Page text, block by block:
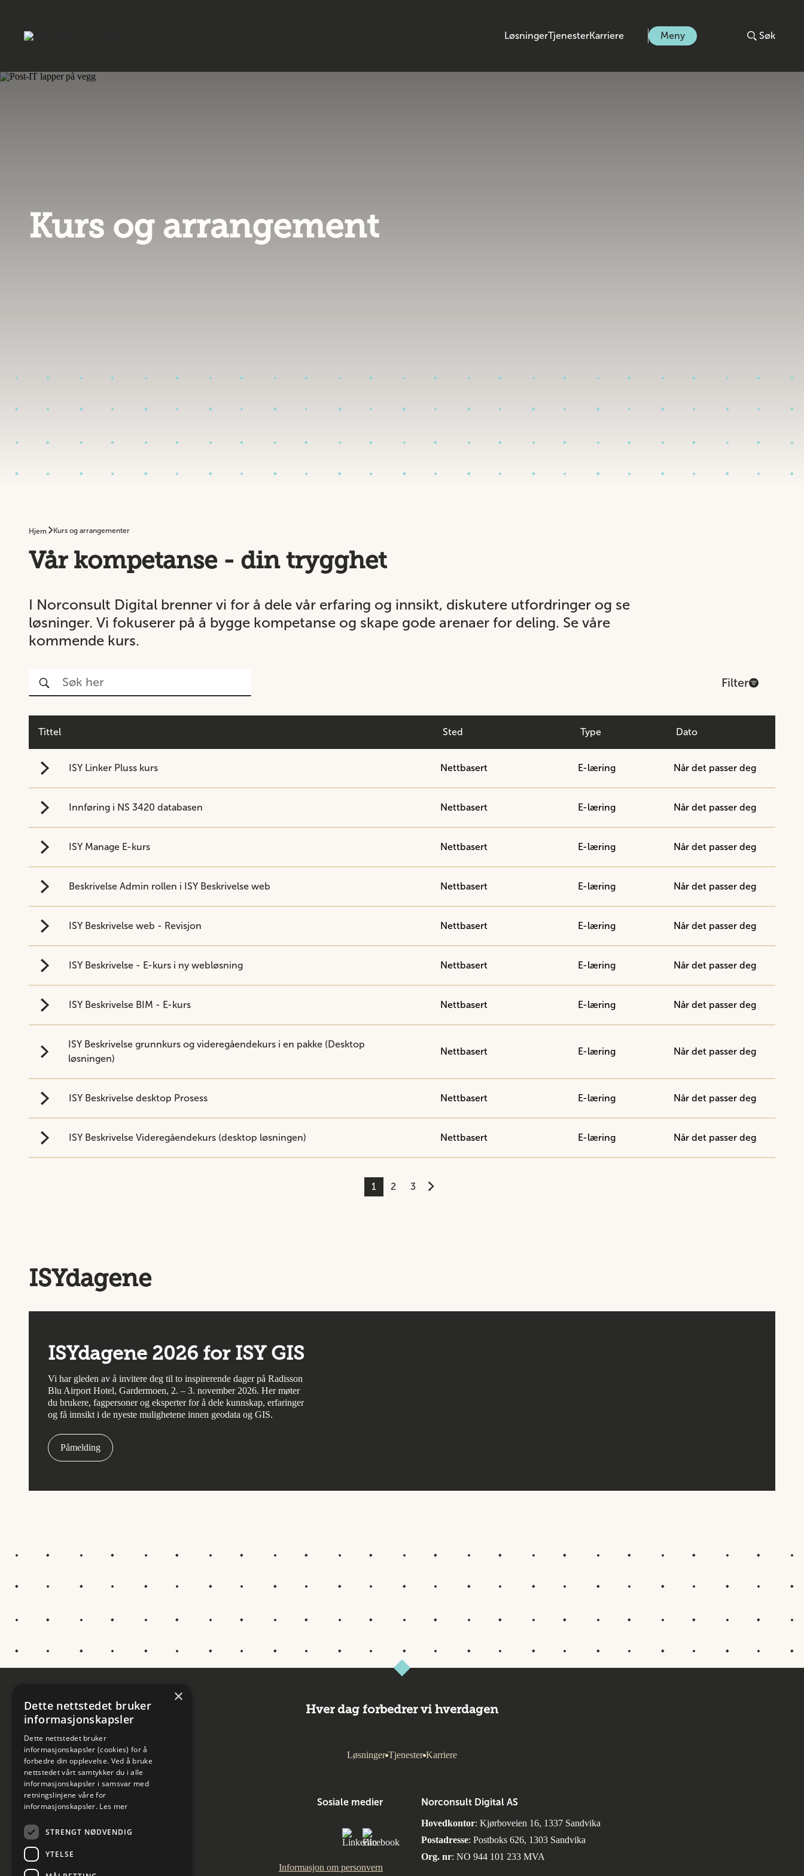
LøsningerTjenesterKarriere Meny Søk
Kurs og arrangement
Hjem Kurs og arrangementer
Vår kompetanse - din trygghet
I Norconsult Digital brenner vi for å dele vår erfaring og innsikt, diskutere utfordringer og se
løsninger. Vi fokuserer på å bygge kompetanse og skape gode arenaer for deling. Se våre
kommende kurs.
Filter
Tittel Sted Type Dato
ISY Linker Pluss kurs Nettbasert E-læring Når det passer deg
Innføring i NS 3420 databasen Nettbasert E-læring Når det passer deg
ISY Manage E-kurs Nettbasert E-læring Når det passer deg
Beskrivelse Admin rollen i ISY Beskrivelse web Nettbasert E-læring Når det passer deg
ISY Beskrivelse web - Revisjon Nettbasert E-læring Når det passer deg
ISY Beskrivelse - E-kurs i ny webløsning Nettbasert E-læring Når det passer deg
ISY Beskrivelse BIM - E-kurs Nettbasert E-læring Når det passer deg
ISY Beskrivelse grunnkurs og videregåendekurs i en pakke (Desktop
løsningen)
Nettbasert E-læring Når det passer deg
ISY Beskrivelse desktop Prosess Nettbasert E-læring Når det passer deg
ISY Beskrivelse Videregåendekurs (desktop løsningen) Nettbasert E-læring Når det passer deg
1 2 3
ISYdagene
ISYdagene 2026 for ISY GIS
Vi har gleden av å invitere deg til to inspirerende dager på Radisson
Blu Airport Hotel, Gardermoen, 2. – 3. november 2026. Her møter
du brukere, fagpersoner og eksperter for å dele kunnskap, erfaringer
og få innsikt i de nyeste mulighetene innen geodata og GIS.
Påmelding
Hver dag forbedrer vi hverdagen
Løsninger Tjenester Karriere
Sosiale medier
Informasjon om personvern
Norconsult Digital AS
Hovedkontor: Kjørboveien 16, 1337 Sandvika
Postadresse: Postboks 626, 1303 Sandvika
Org. nr: NO 944 101 233 MVA
×
Dette nettstedet bruker
informasjonskapsler
Dette nettstedet bruker
informasjonskapsler (cookies) for å
forbedre din opplevelse. Ved å bruke
nettstedet vårt samtykker du i alle
informasjonskapsler i samsvar med
retningslinjene våre for
informasjonskapsler. Les mer
STRENGT NØDVENDIG
YTELSE